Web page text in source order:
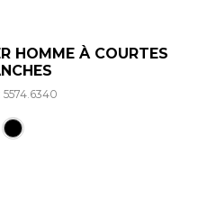
HOMME À COURTES
5574.6340